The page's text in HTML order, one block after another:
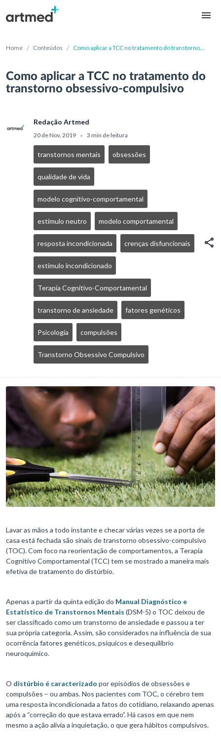
Home / Conteúdos / Como aplicar a TCC no tratamento do transtorno
Como aplicar a TCC no tratamento do
transtorno obsessivo-compulsivo
Redação Artmed
20 de Nov, 2019 • 3 min de leitura
transtornos mentais obsessões
qualidade de vida
modelo cognitivo-comportamental
estímulo neutro modelo comportamental
resposta incondicionada crenças disfuncionais
estímulo incondicionado
Terapia Cognitivo-Comportamental
transtorno de ansiedade fatores genéticos
Psicologia compulsões
Transtorno Obsessivo Compulsivo
Lavar as mãos a todo instante e checar várias vezes se a porta de
casa está fechada são sinais de transtorno obsessivo-compulsivo
(TOC). Com foco na reorientação de comportamentos, a Terapia
Cognitivo Comportamental (TCC) tem se mostrado a maneira mais
efetiva de tratamento do distúrbio.
Apenas a partir da quinta edição do Manual Diagnóstico e
Estatístico de Transtornos Mentais (DSM-5) o TOC deixou de
ser classificado como um transtorno de ansiedade e passou a ter
sua própria categoria. Assim, são considerados na influência de sua
ocorrência fatores genéticos, psíquicos e desequilíbrio
neuroquímico.
O distúrbio é caracterizado por episódios de obsessões e
compulsões – ou ambas. Nos pacientes com TOC, o cérebro tem
uma resposta incondicionada a fatos do cotidiano, relaxando apenas
após a “correção do que estava errado”. Há casos em que nem
mesmo a ação alivia a inquietação, o que gera hábitos compulsivos.